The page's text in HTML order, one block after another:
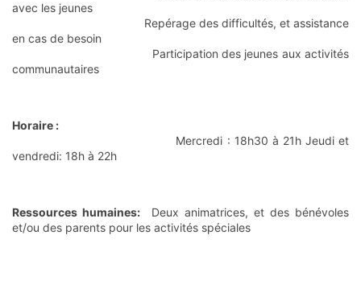
avec les jeunes
Repérage des difficultés, et assistance
en cas de besoin
Participation des jeunes aux activités
communautaires
Horaire :
Mercredi : 18h30 à 21h Jeudi et
vendredi: 18h à 22h
Ressources humaines: Deux animatrices, et des bénévoles
et/ou des parents pour les activités spéciales